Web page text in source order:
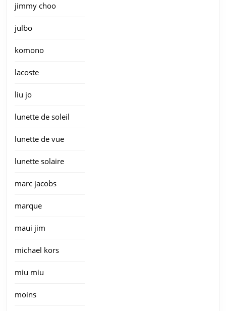
jimmy choo
julbo
komono
lacoste
liu jo
lunette de soleil
lunette de vue
lunette solaire
marc jacobs
marque
maui jim
michael kors
miu miu
moins